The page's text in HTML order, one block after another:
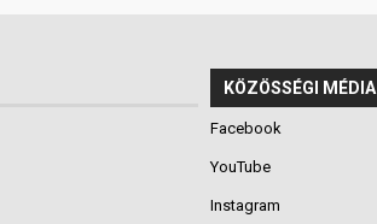
KÖZÖSSÉGI MÉDIA
Facebook
YouTube
Instagram